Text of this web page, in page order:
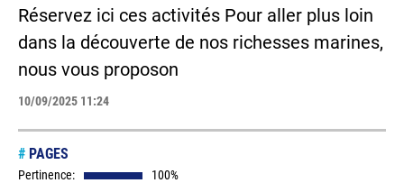
Réservez ici ces activités Pour aller plus loin
dans la découverte de nos richesses marines,
nous vous proposon
10/09/2025 11:24
# PAGES
Pertinence: 100%